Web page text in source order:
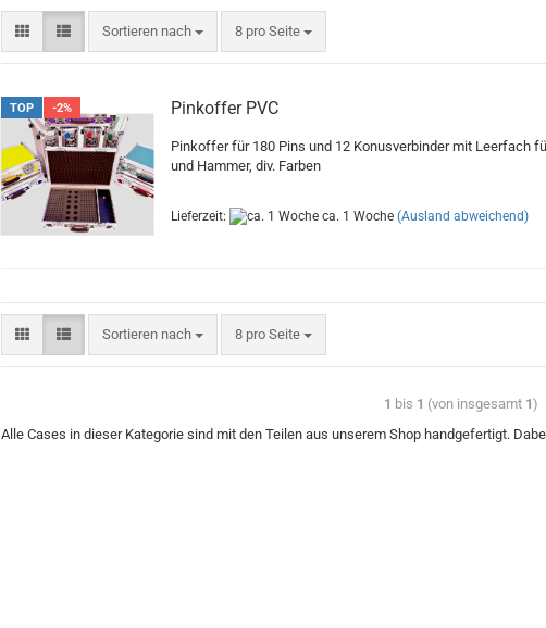
Sortieren nach 8 pro Seite
TOP -2% Pinkoffer PVC
Pinkoffer für 180 Pins und 12 Konusverbinder mit Leerfach
und Hammer, div. Farben
Lieferzeit: ca. 1 Woche (Ausland abweichend)
Sortieren nach 8 pro Seite
1 bis 1 (von insgesamt 1)
Alle Cases in dieser Kategorie sind mit den Teilen aus unserem Shop handgefertigt.